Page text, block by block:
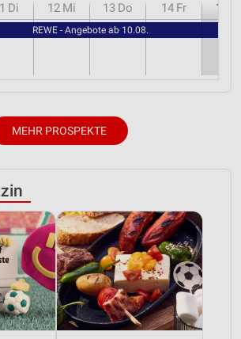
Di 12 Mi 13 Do 14 Fr 15
REWE - Angebote ab 10.08.
MEHR PROSPEKTE